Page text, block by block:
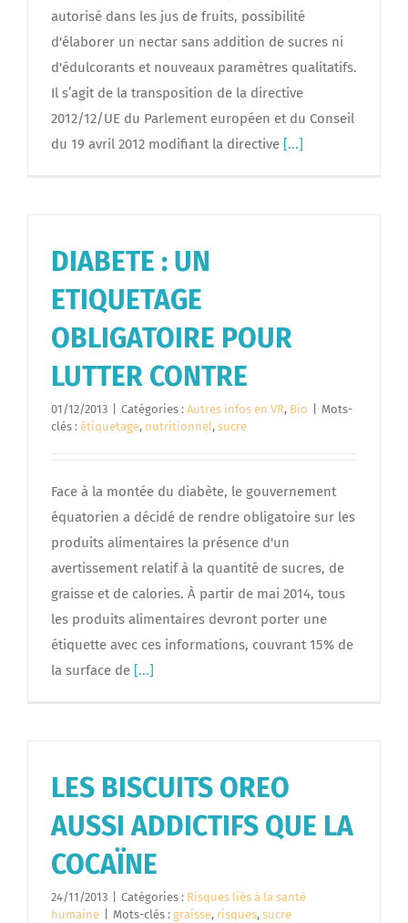
autorisé dans les jus de fruits, possibilité
d'élaborer un nectar sans addition de sucres ni
d'édulcorants et nouveaux paramètres qualitatifs.
Il s’agit de la transposition de la directive
2012/12/UE du Parlement européen et du Conseil
du 19 avril 2012 modifiant la directive [...]
DIABETE : UN
ETIQUETAGE
OBLIGATOIRE POUR
LUTTER CONTRE
01/12/2013 Catégories : Autres infos en VR, Bio
Mots-
clés : étiquetage, nutritionnel, sucre
Face à la montée du diabète, le gouvernement
équatorien a décidé de rendre obligatoire sur les
produits alimentaires la présence d'un
avertissement relatif à la quantité de sucres, de
graisse et de calories. À partir de mai 2014, tous
les produits alimentaires devront porter une
étiquette avec ces informations, couvrant 15% de
la surface de [...]
LES BISCUITS OREO
AUSSI ADDICTIFS QUE LA
COCAÏNE
24/11/2013 Catégories : Risques liés à la santé
humaine
Mots-clés : graisse, risques, sucre